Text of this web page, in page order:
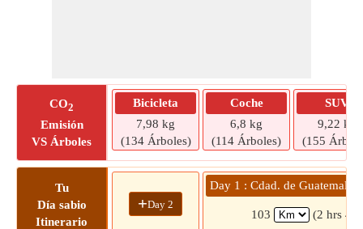
CO2
Emisión
VS Árboles
Bicicleta
7,98 kg
(134 Árboles)
Coche
6,8 kg
(114 Árboles)
SUV
9,22 kg
(155
Tu
Día sabio
Itinerario
+Day 2
Day 1 : Cdad. de Guatemala
103 (2 hrs 4